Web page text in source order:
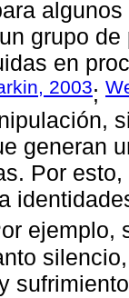
grupo
en
2003;
generan
Por
ejemplo,